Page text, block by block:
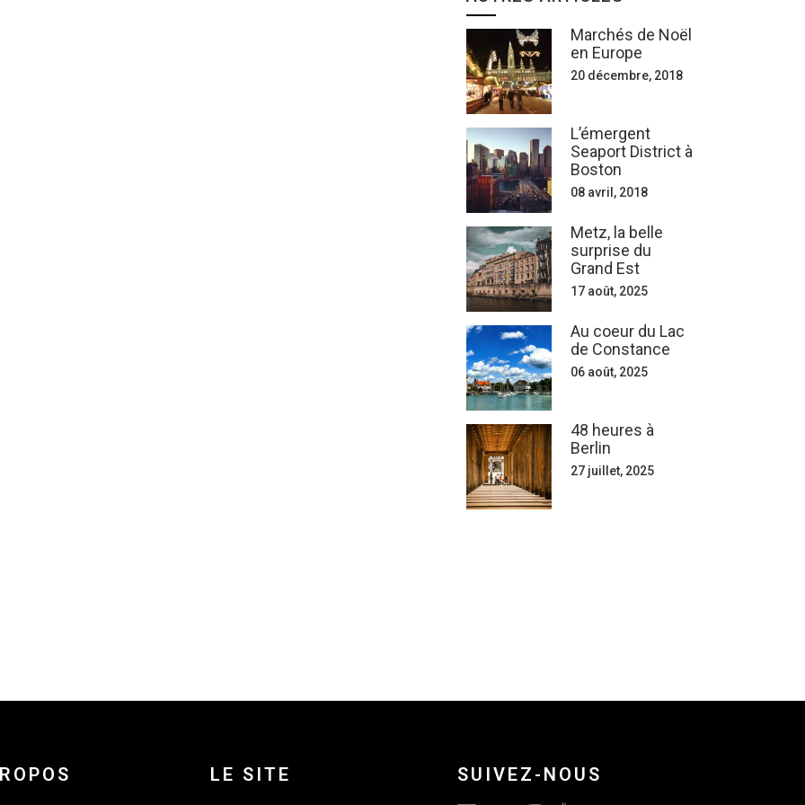
Marchés de Noël
en Europe
20 décembre, 2018
L’émergent
Seaport District à
Boston
08 avril, 2018
Metz, la belle
surprise du
Grand Est
17 août, 2025
Au coeur du Lac
de Constance
06 août, 2025
48 heures à
Berlin
27 juillet, 2025
LE SITE SUIVEZ-NOUS